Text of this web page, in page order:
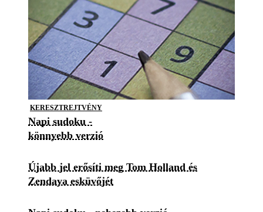
KERESZTREJTVÉNY
Napi sudoku -
könnyebb verzió
Újabb jel erősíti meg Tom Holland és
Zendaya esküvőjét